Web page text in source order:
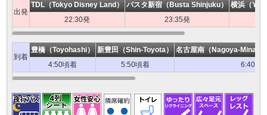
出発
TDL（Tokyo Disney Land） バスタ新宿（Busta Shinjuku）
横浜（
22:30発
23:35発
到着
豊橋（Toyohashi） 新豊田（Shin-Toyota）
名古屋南（Nagoya-
4:50頃着
5:50頃着 6:40頃